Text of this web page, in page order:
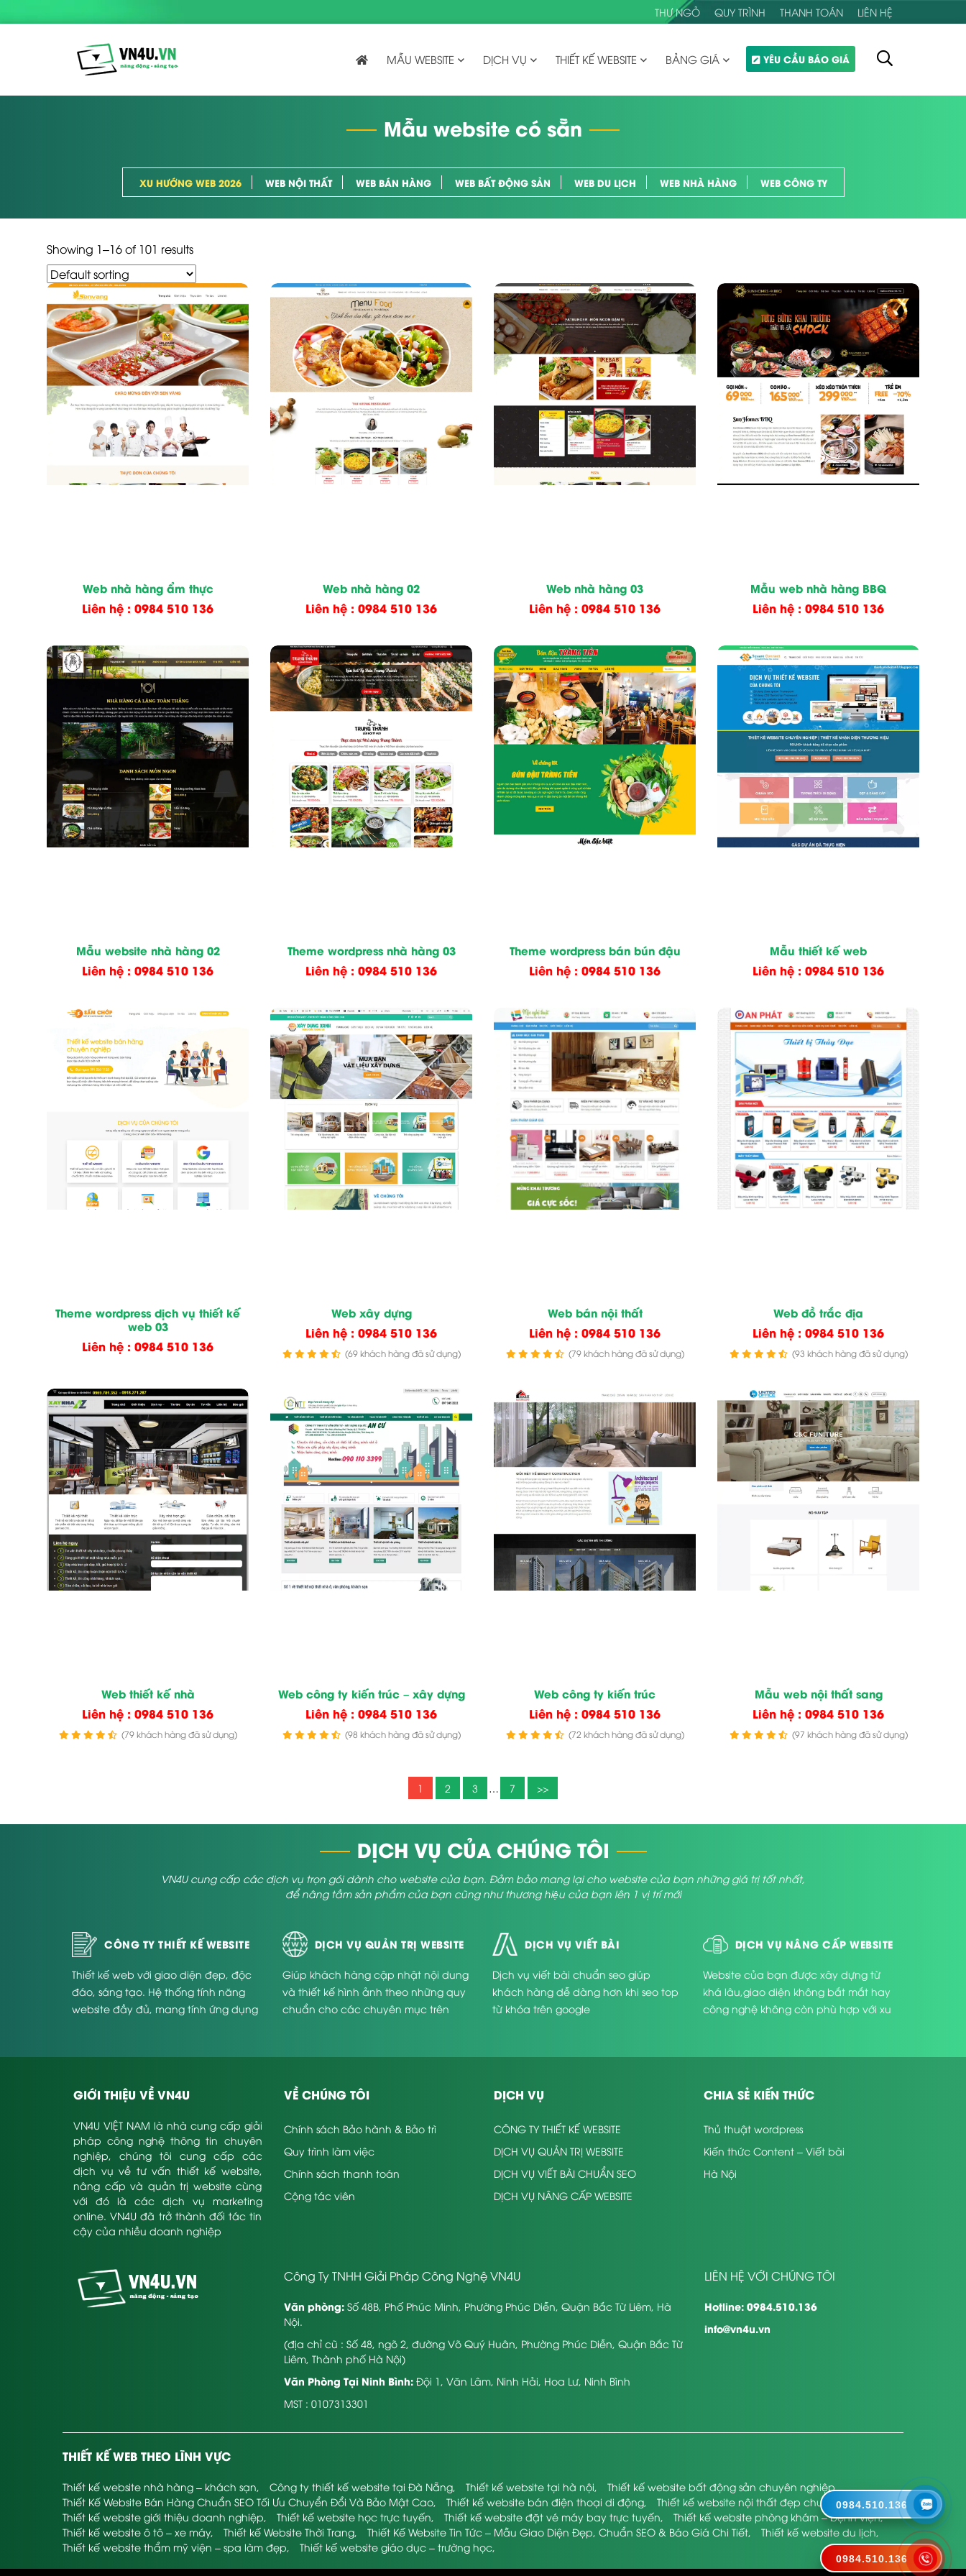
THƯ NGỎ QUY TRÌNH THANH TOÁN LIÊN HỆ
MẪU WEBSITE DỊCH VỤ THIẾT KẾ WEBSITE BẢNG GIÁ YÊU CẦU BÁO GIÁ
Mẫu website có sẵn
XU HƯỚNG WEB 2026 WEB NỘI THẤT WEB BÁN HÀNG WEB BẤT ĐỘNG SẢN WEB DU LỊCH WEB NHÀ HÀNG WEB CÔNG TY
Showing 1–16 of 101 results
Web nhà hàng ẩm thực
Liên hệ : 0984 510 136
Web nhà hàng 02
Liên hệ : 0984 510 136
Web nhà hàng 03
Liên hệ : 0984 510 136
Mẫu web nhà hàng BBQ
Liên hệ : 0984 510 136
Mẫu website nhà hàng 02
Liên hệ : 0984 510 136
Theme wordpress nhà hàng 03
Liên hệ : 0984 510 136
Theme wordpress bán bún đậu
Liên hệ : 0984 510 136
Mẫu thiết kế web
Liên hệ : 0984 510 136
Theme wordpress dịch vụ thiết kế
web 03
Liên hệ : 0984 510 136
Web xây dựng
Liên hệ : 0984 510 136
(69 khách hàng đã sử dụng)
Web bán nội thất
Liên hệ : 0984 510 136
(79 khách hàng đã sử dụng)
Web đồ trắc địa
Liên hệ : 0984 510 136
(93 khách hàng đã sử dụng)
Web thiết kế nhà
Liên hệ : 0984 510 136
(79 khách hàng đã sử dụng)
Web công ty kiến trúc – xây dựng
Liên hệ : 0984 510 136
(98 khách hàng đã sử dụng)
Web công ty kiến trúc
Liên hệ : 0984 510 136
(72 khách hàng đã sử dụng)
Mẫu web nội thất sang
Liên hệ : 0984 510 136
(97 khách hàng đã sử dụng)
1 2 3 … 7 >>
DỊCH VỤ CỦA CHÚNG TÔI
VN4U cung cấp các dịch vụ trọn gói dành cho website của bạn. Đảm bảo mang lại cho website của bạn những giá trị tốt nhất,
để nâng tầm sản phẩm của bạn cũng như thương hiệu của bạn lên 1 vị trí mới
CÔNG TY THIẾT KẾ WEBSITE
Thiết kế web với giao diện đẹp, độc
đáo, sáng tạo. Hệ thống tính năng
website đầy đủ, mang tính ứng dụng
DỊCH VỤ QUẢN TRỊ WEBSITE
Giúp khách hàng cập nhật nội dung
và thiết kế hình ảnh theo những quy
chuẩn cho các chuyên mục trên
DỊCH VỤ VIẾT BÀI
Dịch vụ viết bài chuẩn seo giúp
khách hàng dễ dàng hơn khi seo top
từ khóa trên google
DỊCH VỤ NÂNG CẤP WEBSITE
Website của bạn được xây dựng từ
khá lâu,giao diện không bắt mắt hay
công nghệ không còn phù hợp với xu
GIỚI THIỆU VỀ VN4U
VN4U VIỆT NAM là nhà cung cấp giải
pháp công nghệ thông tin chuyên
nghiệp, chúng tôi cung cấp các
dịch vụ về tư vấn thiết kế website,
nâng cấp và quản trị website cùng
với đó là các dịch vụ marketing
online. VN4U đã trở thành đối tác tin
cậy của nhiều doanh nghiệp
VỀ CHÚNG TÔI
Chính sách Bảo hành & Bảo trì
Quy trình làm việc
Chính sách thanh toán
Cộng tác viên
DỊCH VỤ
CÔNG TY THIẾT KẾ WEBSITE
DỊCH VỤ QUẢN TRỊ WEBSITE
DỊCH VỤ VIẾT BÀI CHUẨN SEO
DỊCH VỤ NÂNG CẤP WEBSITE
CHIA SẺ KIẾN THỨC
Thủ thuật wordpress
Kiến thức Content – Viết bài
Hà Nội
Công Ty TNHH Giải Pháp Công Nghệ VN4U
Văn phòng:Số 48B, Phố Phúc Minh, Phường Phúc Diễn, Quận Bắc Từ Liêm, Hà
Nội.
(địa chỉ cũ : Số 48, ngõ 2, đường Võ Quý Huân, Phường Phúc Diễn, Quận Bắc Từ
Liêm, Thành phố Hà Nội)
Văn Phòng Tại Ninh Bình:Đội 1, Văn Lâm, Ninh Hải, Hoa Lư, Ninh Bình
MST : 0107313301
LIÊN HỆ VỚI CHÚNG TÔI
Hotline: 0984.510.136
info@vn4u.vn
THIẾT KẾ WEB THEO LĨNH VỰC
Thiết kế website nhà hàng – khách sạn, Công ty thiết kế website tại Đà Nẵng, Thiết kế website tại hà nội, Thiết kế website bất động sản chuyên nghiệp,
Thiết Kế Website Bán Hàng Chuẩn SEO Tối Ưu Chuyển Đổi Và Bảo Mật Cao, Thiết kế website bán điện thoại di động, Thiết kế website nội thất đẹp chuyên nghiệp,
Thiết kế website giới thiệu doanh nghiệp, Thiết kế website học trực tuyến, Thiết kế website đặt vé máy bay trực tuyến, Thiết kế website phòng khám – bệnh viện,
Thiết kế website ô tô – xe máy, Thiết kế Website Thời Trang, Thiết Kế Website Tin Tức – Mẫu Giao Diện Đẹp, Chuẩn SEO & Báo Giá Chi Tiết, Thiết kế website du lịch,
Thiết kế website thẩm mỹ viện – spa làm đẹp, Thiết kế website giáo dục – trường học,
0984.510.136
0984.510.136